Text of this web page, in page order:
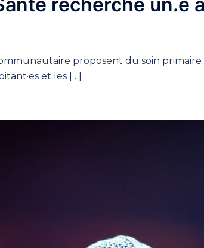
proposent du soin primaire
et les […]